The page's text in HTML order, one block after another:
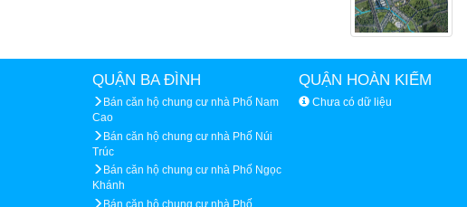
QUẬN BA ĐÌNH
Bán căn hộ chung cư nhà Phố Nam
Cao
Bán căn hộ chung cư nhà Phố Núi
Trúc
Bán căn hộ chung cư nhà Phố Ngọc
Khánh
Bán căn hộ chung cư nhà Phố
QUẬN HOÀN KIẾM
Chưa có dữ liệu